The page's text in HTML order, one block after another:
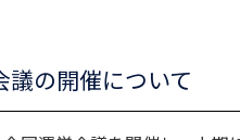
の開催について